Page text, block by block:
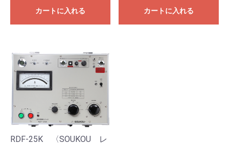
カートに入れる カートに入れる
RDF-25K 〈SOUKOU レ